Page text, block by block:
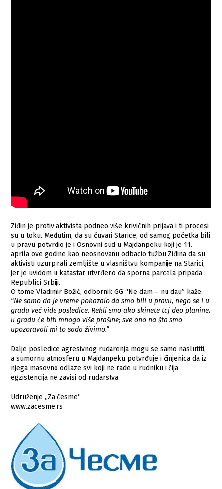
Ziđin je protiv aktivista podneo više krivičnih prijava i ti procesi
su u toku. Međutim, da su čuvari Starice, od samog početka bili
u pravu potvrdio je i Osnovni sud u Majdanpeku koji je 11.
aprila ove godine kao neosnovanu odbacio tužbu Ziđina da su
aktivisti uzurpirali zemljište u vlasništvu kompanije na Starici,
jer je uvidom u katastar utvrđeno da sporna parcela pripada
Republici Srbiji.
O tome Vladimir Božić, odbornik GG “Ne dam – nu dau” kaže:
“Ne samo da je vreme pokazalo da smo bili u pravu, nego se i u
gradu već vide posledice. Rekli smo ako skinete taj deo planine,
u gradu će biti mnogo više prašine; sve ono na šta smo
upozoravali mi to sada živimo.”
Dalje posledice agresivnog rudarenja mogu se samo naslutiti,
a sumornu atmosferu u Majdanpeku potvrđuje i činjenica da iz
njega masovno odlaze svi koji ne rade u rudniku i čija
egzistencija ne zavisi od rudarstva.
Udruženje „Za česme“
www.zacesme.rs